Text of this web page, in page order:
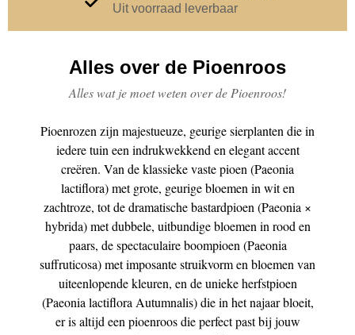
Uit voorraad leverbaar
Wij staan voor je klaar
Maak je geen zorgen
Alles over de Pioenroos
Alles wat je moet weten over de Pioenroos!
Pioenrozen zijn majestueuze, geurige sierplanten die in
iedere tuin een indrukwekkend en elegant accent
creëren. Van de klassieke vaste pioen (Paeonia
lactiflora) met grote, geurige bloemen in wit en
zachtroze, tot de dramatische bastardpioen (Paeonia ×
hybrida) met dubbele, uitbundige bloemen in rood en
paars, de spectaculaire boompioen (Paeonia
suffruticosa) met imposante struikvorm en bloemen van
uiteenlopende kleuren, en de unieke herfstpioen
(Paeonia lactiflora Autumnalis) die in het najaar bloeit,
er is altijd een pioenroos die perfect past bij jouw